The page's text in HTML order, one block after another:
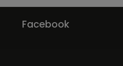
Facebook